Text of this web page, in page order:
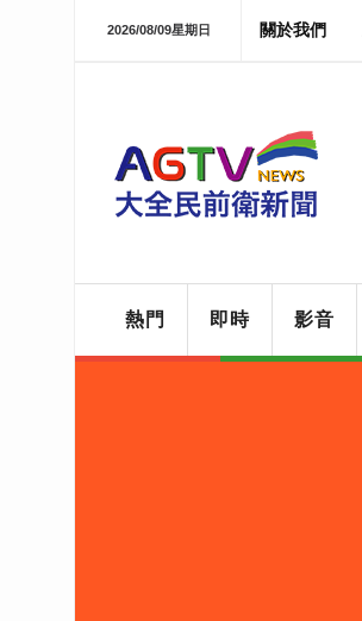
2026/08/09星期日 關於我們
熱門 即時 影音